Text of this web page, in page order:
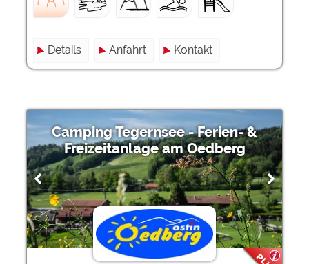
Details Anfahrt Kontakt
Camping Tegernsee - Ferien- &
Freizeitanlage am Oedberg